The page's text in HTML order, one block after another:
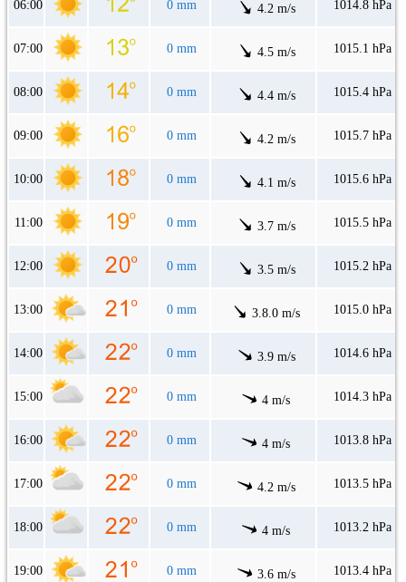
06:00 0 mm 4.2 m/s 1014.8 hPa
07:00 0 mm 4.5 m/s 1015.1 hPa
08:00 0 mm 4.4 m/s 1015.4 hPa
09:00 0 mm 4.2 m/s 1015.7 hPa
10:00 0 mm 4.1 m/s 1015.6 hPa
11:00 0 mm 3.7 m/s 1015.5 hPa
12:00 0 mm 3.5 m/s 1015.2 hPa
13:00 0 mm 3.8.0 m/s 1015.0 hPa
14:00 0 mm 3.9 m/s 1014.6 hPa
15:00 0 mm 4 m/s 1014.3 hPa
16:00 0 mm 4 m/s 1013.8 hPa
17:00 0 mm 4.2 m/s 1013.5 hPa
18:00 0 mm 4 m/s 1013.2 hPa
19:00 0 mm 3.6 m/s 1013.4 hPa